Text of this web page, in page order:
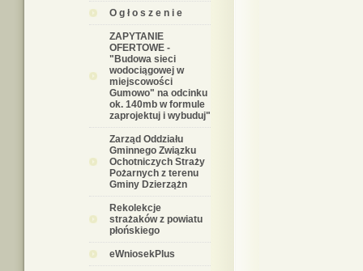
O g ł o s z e n i e
ZAPYTANIE
OFERTOWE -
"Budowa sieci
wodociągowej w
miejscowości
Gumowo" na odcinku
ok. 140mb w formule
zaprojektuj i wybuduj"
Zarząd Oddziału
Gminnego Związku
Ochotniczych Straży
Pożarnych z terenu
Gminy Dzierzążn
Rekolekcje
strażaków z powiatu
płońskiego
eWniosekPlus